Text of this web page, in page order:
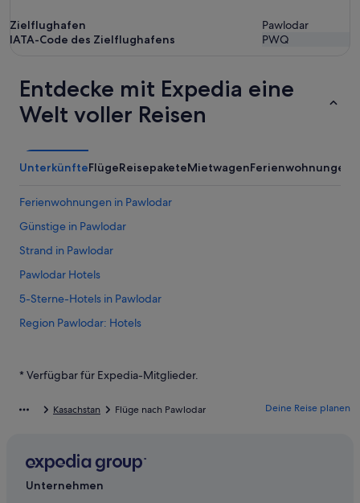
Zielflughafen
Pawlodar
IATA-Code des Zielflughafens
PWQ
Entdecke mit Expedia eine
Welt voller Reisen
UnterkünfteFlügeReisepaketeMietwagenFerienwohnungen
Ferienwohnungen in Pawlodar
Günstige in Pawlodar
Strand in Pawlodar
Pawlodar Hotels
5-Sterne-Hotels in Pawlodar
Region Pawlodar: Hotels
* Verfügbar für Expedia-Mitglieder.
Kasachstan Flüge nach Pawlodar Deine Reise planen
Unternehmen